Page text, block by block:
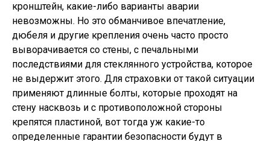
кронштейн, какие-либо варианты аварии
невозможны. Но это обманчивое впечатление,
дюбеля и другие крепления очень часто просто
выворачивается со стены, с печальными
последствиями для стеклянного устройства, которое
не выдержит этого. Для страховки от такой ситуации
применяют длинные болты, которые проходят на
стену насквозь и с противоположной стороны
крепятся пластиной, вот тогда уж какие-то
определенные гарантии безопасности будут в